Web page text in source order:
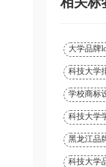
大学品牌
科技大学
学校商标
科技大学
黑龙江品
科技大学